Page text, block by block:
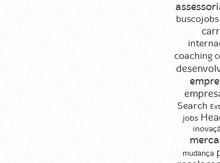
buscojobs
coaching
Search
jobs
mudança